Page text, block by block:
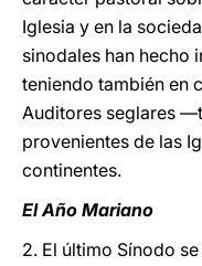
Iglesia y en la
sinodales han hecho
teniendo también en
Auditores seglares
provenientes de las
continentes.
El Año Mariano
2. El último Sínodo